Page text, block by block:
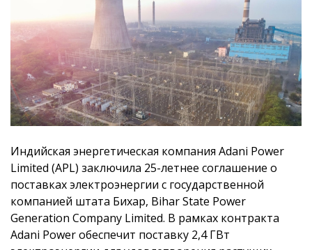
Индийская энергетическая компания Adani Power
Limited (APL) заключила 25-летнее соглашение о
поставках электроэнергии с государственной
компанией штата Бихар, Bihar State Power
Generation Company Limited. В рамках контракта
Adani Power обеспечит поставку 2,4 ГВт